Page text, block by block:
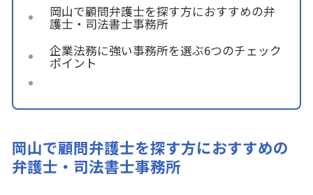
岡山で顧問弁護士を探す方におすすめの弁
護士・司法書士事務所
企業法務に強い事務所を選ぶ6つのチェック
ポイント
岡山で顧問弁護士を探す方におすすめの
弁護士・司法書士事務所